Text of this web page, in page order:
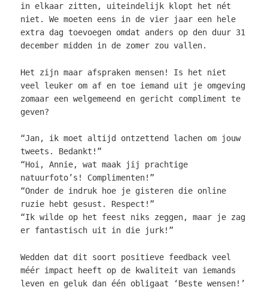
in elkaar zitten, uiteindelijk klopt het nét
niet. We moeten eens in de vier jaar een hele
extra dag toevoegen omdat anders op den duur 31
december midden in de zomer zou vallen.
Het zijn maar afspraken mensen! Is het niet
veel leuker om af en toe iemand uit je omgeving
zomaar een welgemeend en gericht compliment te
geven?
“Jan, ik moet altijd ontzettend lachen om jouw
tweets. Bedankt!”
“Hoi, Annie, wat maak jij prachtige
natuurfoto’s! Complimenten!”
“Onder de indruk hoe je gisteren die online
ruzie hebt gesust. Respect!”
“Ik wilde op het feest niks zeggen, maar je zag
er fantastisch uit in die jurk!”
Wedden dat dit soort positieve feedback veel
méér impact heeft op de kwaliteit van iemands
leven en geluk dan één obligaat ‘Beste wensen!’